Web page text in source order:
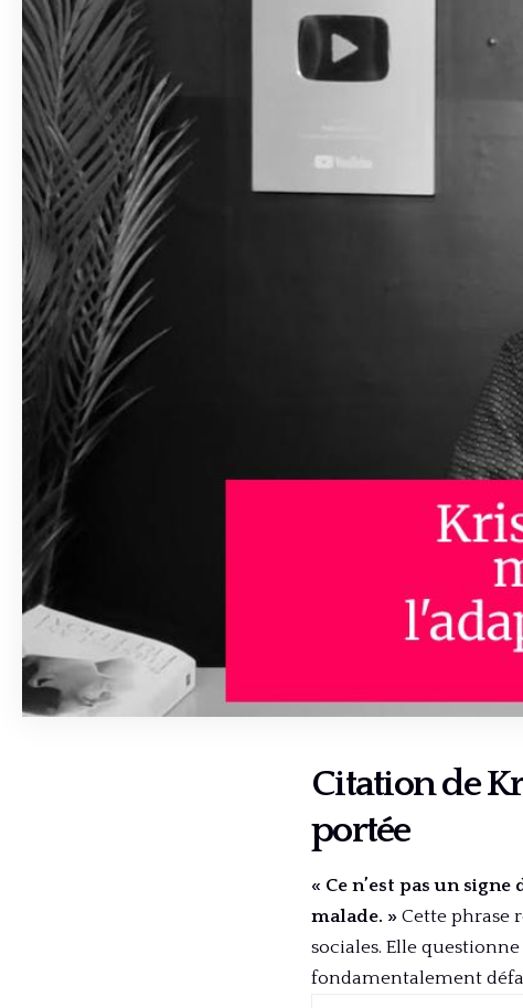
Citation de
portée
« Ce n’est pas un
malade. » Cette phrase
sociales. Elle
fondamentalement